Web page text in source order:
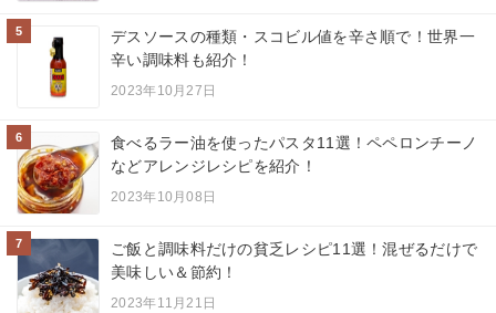
5
デスソースの種類・スコビル値を辛さ順で！世界一
辛い調味料も紹介！
2023年10月27日
6
食べるラー油を使ったパスタ11選！ペペロンチーノ
などアレンジレシピを紹介！
2023年10月08日
7
ご飯と調味料だけの貧乏レシピ11選！混ぜるだけで
美味しい＆節約！
2023年11月21日